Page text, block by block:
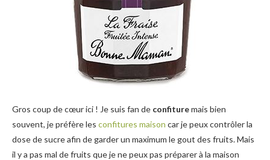
Gros coup de cœur ici ! Je suis fan de confituremais bien
souvent, je préfère les confitures maison car je peux contrôler la
dose de sucre afin de garder un maximum le gout des fruits. Mais
il y a pas mal de fruits que je ne peux pas préparer à la maison